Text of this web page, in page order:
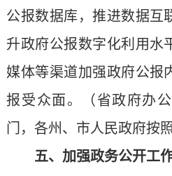
公报数据库，推进数据互
升政府公报数字化利用水
媒体等渠道加强政府公报
报受众面。（省政府办
门，各州、市人民政府按
五、加强政务公开工